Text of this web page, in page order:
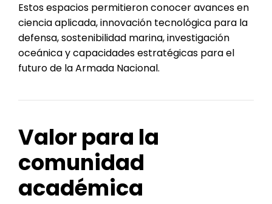
Estos espacios permitieron conocer avances en
ciencia aplicada, innovación tecnológica para la
defensa, sostenibilidad marina, investigación
oceánica y capacidades estratégicas para el
futuro de la Armada Nacional.
Valor para la
comunidad
académica